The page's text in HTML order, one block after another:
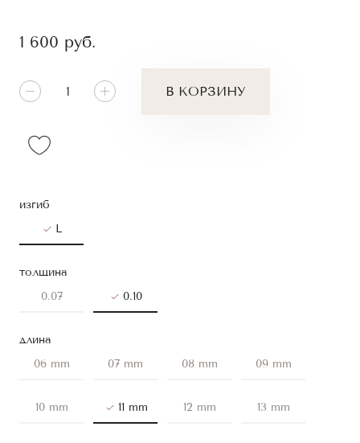
изгиб
L
толщина
0.07
0.10
длина
06 mm
07 mm 08 mm 09 mm
10 mm 11 mm 12 mm 13 mm
1 600 руб.
В КОРЗИНУ